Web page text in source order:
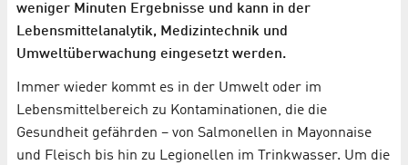
weniger Minuten Ergebnisse und kann in der
Lebensmittelanalytik, Medizintechnik und
Umweltüberwachung eingesetzt werden.
Immer wieder kommt es in der Umwelt oder im
Lebensmittelbereich zu Kontaminationen, die die
Gesundheit gefährden – von Salmonellen in Mayonnaise
und Fleisch bis hin zu Legionellen im Trinkwasser. Um die